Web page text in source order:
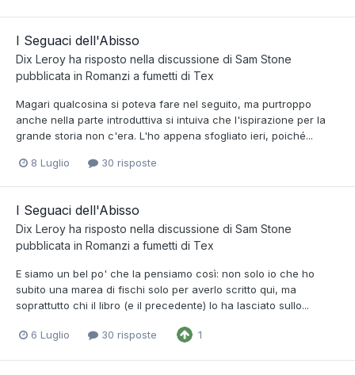
I Seguaci dell'Abisso
Dix Leroy ha risposto nella discussione di Sam Stone
pubblicata in Romanzi a fumetti di Tex
Magari qualcosina si poteva fare nel seguito, ma purtroppo
anche nella parte introduttiva si intuiva che l'ispirazione per la
grande storia non c'era. L'ho appena sfogliato ieri, poiché...
8 Luglio 30 risposte
I Seguaci dell'Abisso
Dix Leroy ha risposto nella discussione di Sam Stone
pubblicata in Romanzi a fumetti di Tex
E siamo un bel po' che la pensiamo così: non solo io che ho
subito una marea di fischi solo per averlo scritto qui, ma
soprattutto chi il libro (e il precedente) lo ha lasciato sullo...
6 Luglio 30 risposte 1